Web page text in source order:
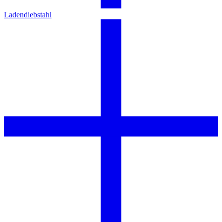
Ladendiebstahl